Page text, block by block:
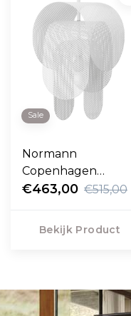
Sale
Normann
Copenhagen
Superpose
€463,00 €515,00
Bekijk Product